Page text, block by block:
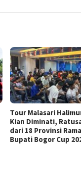
Tour Malasari
Kian Diminati,
dari 18 Provinsi
Bupati Bogor Cup